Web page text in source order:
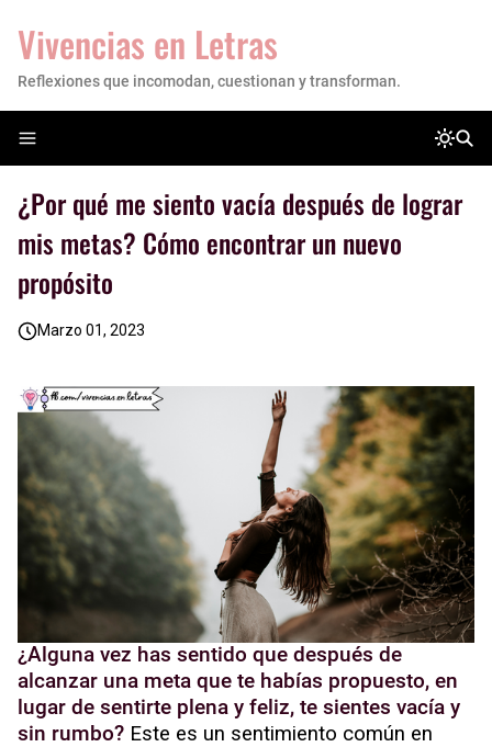
Vivencias en Letras
Reflexiones que incomodan, cuestionan y transforman.
¿Por qué me siento vacía después de lograr
mis metas? Cómo encontrar un nuevo
propósito
Marzo 01, 2023
¿Alguna vez has sentido que después de
alcanzar una meta que te habías propuesto, en
lugar de sentirte plena y feliz, te sientes vacía y
sin rumbo? Este es un sentimiento común en